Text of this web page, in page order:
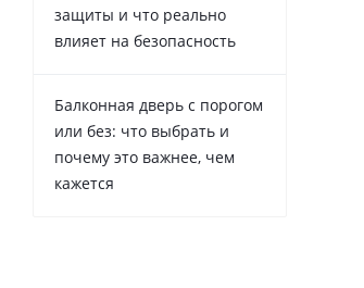
защиты и что реально
влияет на безопасность
Балконная дверь с порогом
или без: что выбрать и
почему это важнее, чем
кажется